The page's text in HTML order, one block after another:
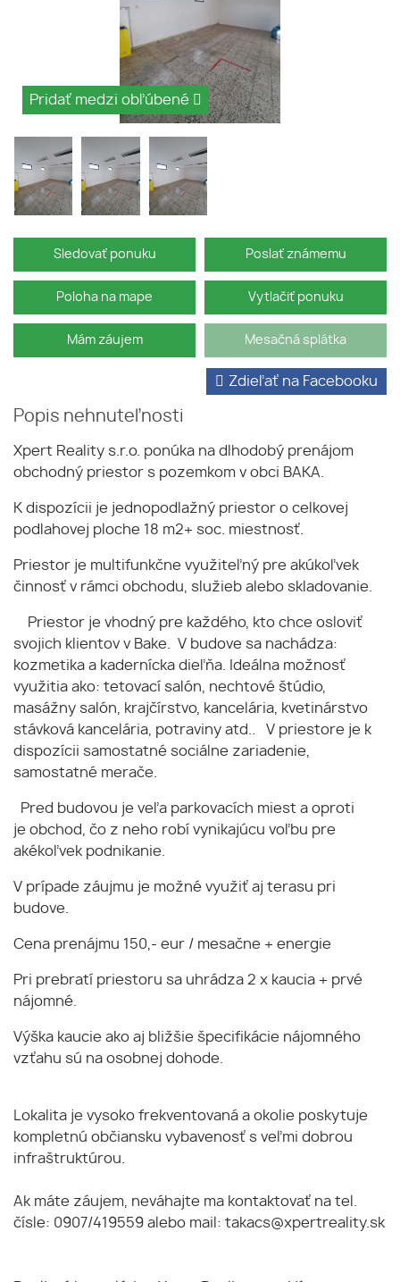
Pridať medzi obľúbené
Sledovať ponuku Poslať známemu
Poloha na mape Vytlačiť ponuku
Mám záujem Mesačná splátka
Popis nehnuteľnosti
Zdieľať na Facebooku
Xpert Reality s.r.o. ponúka na dlhodobý prenájom
obchodný priestor s pozemkom v obci BAKA.
K dispozícii je jednopodlažný priestor o celkovej
podlahovej ploche 18 m2+ soc. miestnosť.
Priestor je multifunkčne využiteľný pre akúkoľvek
činnosť v rámci obchodu, služieb alebo skladovanie.
Priestor je vhodný pre každého, kto chce osloviť
svojich klientov v Bake. V budove sa nachádza:
kozmetika a kadernícka dieľňa. Ideálna možnosť
využitia ako: tetovací salón, nechtové štúdio,
masážny salón, krajčírstvo, kancelária, kvetinárstvo
stávková kancelária, potraviny atd.. V priestore je k
dispozícii samostatné sociálne zariadenie,
samostatné merače.
Pred budovou je veľa parkovacích miest a oproti
je obchod, čo z neho robí vynikajúcu voľbu pre
akékoľvek podnikanie.
V prípade záujmu je možné využiť aj terasu pri
budove.
Cena prenájmu 150,- eur / mesačne + energie
Pri prebratí priestoru sa uhrádza 2 x kaucia + prvé
nájomné.
Výška kaucie ako aj bližšie špecifikácie nájomného
vzťahu sú na osobnej dohode.
Lokalita je vysoko frekventovaná a okolie poskytuje
kompletnú občiansku vybavenosť s veľmi dobrou
infraštruktúrou.
Ak máte záujem, neváhajte ma kontaktovať na tel.
čísle: 0907/419559 alebo mail: takacs@xpertreality.sk